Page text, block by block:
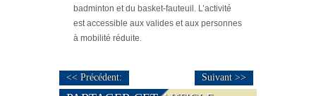
badminton et du basket-fauteuil. L’activité
est accessible aux valides et aux personnes
à mobilité réduite.
<< Précédent: Suivant >>